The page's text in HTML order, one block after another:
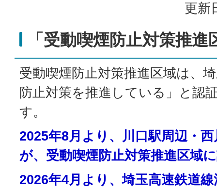
更新
「受動喫煙防止対策推
受動喫煙防止対策推進区域は、
防止対策を推進している」と認
す。
2025年8月より、川口駅周辺・
が、受動喫煙防止対策推進区域
2026年4月より、埼玉高速鉄道